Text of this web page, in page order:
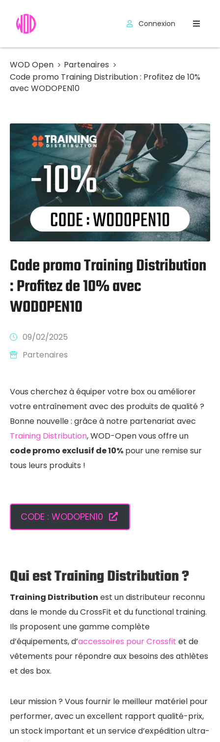
Hyrox
Programmes
Outils
Promo
Connexion
WOD Open
Partenaires
Code promo Training Distribution : Profitez de 10%
avec WODOPEN10
Code promo Training Distribution
: Profitez de 10% avec
WODOPEN10
09/02/2025
Partenaires
Vous cherchez à équiper votre box ou améliorer
votre entraînement avec des produits de qualité ?
Bonne nouvelle : grâce à notre partenariat avec
Training Distribution, WOD-Open vous offre un
code promo exclusif de 10% pour une remise sur
tous leurs produits !
CODE : WODOPEN10
Qui est Training Distribution ?
Training Distribution est un distributeur reconnu
dans le monde du CrossFit et du functional training.
Ils proposent une gamme complète
d’équipements, d’accessoires pour Crossfit et de
vêtements pour répondre aux besoins des athlètes
et des box.
Leur mission ? Vous fournir le meilleur matériel pour
performer, avec un excellent rapport qualité-prix,
un stock important et un service d’expédition ultra-